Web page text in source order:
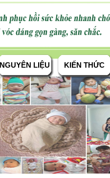
NGUYÊN LIỆU KIẾN THỨC